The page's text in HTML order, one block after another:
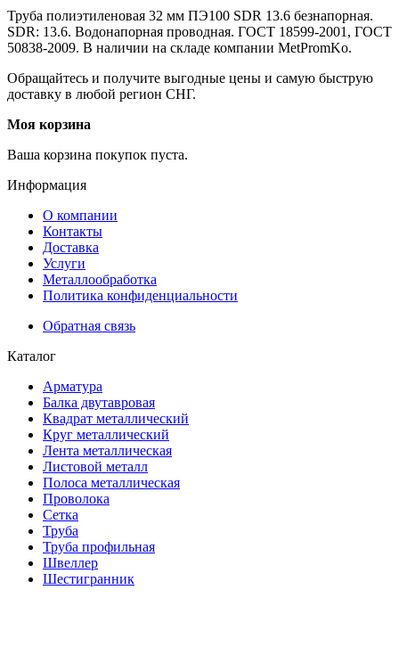
Труба полиэтиленовая 32 мм ПЭ100 SDR 13.6 безнапорная.
SDR: 13.6. Водонапорная проводная. ГОСТ 18599-2001, ГОСТ
50838-2009. В наличии на складе компании MetPromKo.
Обращайтесь и получите выгодные цены и самую быструю
доставку в любой регион СНГ.
Моя корзина
Ваша корзина покупок пуста.
Информация
О компании
Контакты
Доставка
Услуги
Металлообработка
Политика конфиденциальности
Обратная связь
Каталог
Арматура
Балка двутавровая
Квадрат металлический
Круг металлический
Лента металлическая
Листовой металл
Полоса металлическая
Проволока
Сетка
Труба
Труба профильная
Швеллер
Шестигранник